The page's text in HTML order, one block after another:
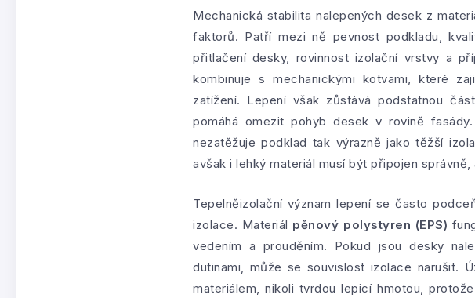
Mechanická stabilita nalepených desek z
faktorů. Patří mezi ně pevnost podkladu,
přitlačení desky, rovinnost izolační vrstvy a
kombinuje s mechanickými kotvami, které
zatížení. Lepení však zůstává podstatnou
pomáhá omezit pohyb desek v rovině fasády.
nezatěžuje podklad tak výrazně jako těžší
avšak i lehký materiál musí být připojen
Tepelněizolační význam lepení se často
izolace. Materiál pěnový polystyren (EPS)
vedením a prouděním. Pokud jsou desky
dutinami, může se souvislost izolace narušit.
materiálem, nikoli tvrdou lepicí hmotou,